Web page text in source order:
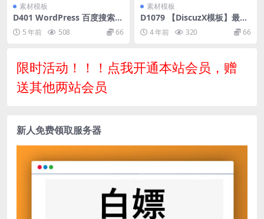
素材模板
D401 WordPress 百度搜索推
送管理 插件 Pro v3.2.7无限制
版 5 年前 508 66
素材模板
D1079 【DiscuzX模板】最新
二次元动漫C风格+C风格门户
版 4 年前 320 66
限时活动！！！点我开通本站会员，赠
送其他两站会员
新人免费领取服务器